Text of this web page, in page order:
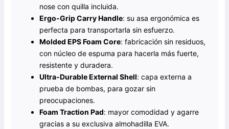
nose con quilla incluida.
Ergo-Grip Carry Handle: su asa ergonómica es
perfecta para transportarla sin esfuerzo.
Molded EPS Foam Core: fabricación sin residuos,
con núcleo de espuma para hacerla más fuerte,
resistente y duradera.
Ultra-Durable External Shell: capa externa a
prueba de bombas, para gozar sin
preocupaciones.
Foam Traction Pad: mayor comodidad y agarre
gracias a su exclusiva almohadilla EVA.